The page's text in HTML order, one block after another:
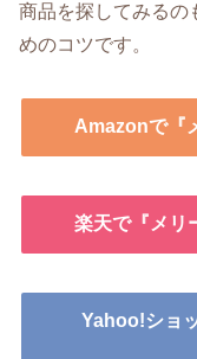
商品を探してみるの
めのコツです。
Amazonで『
楽天で『メリ
Yahoo!ショ